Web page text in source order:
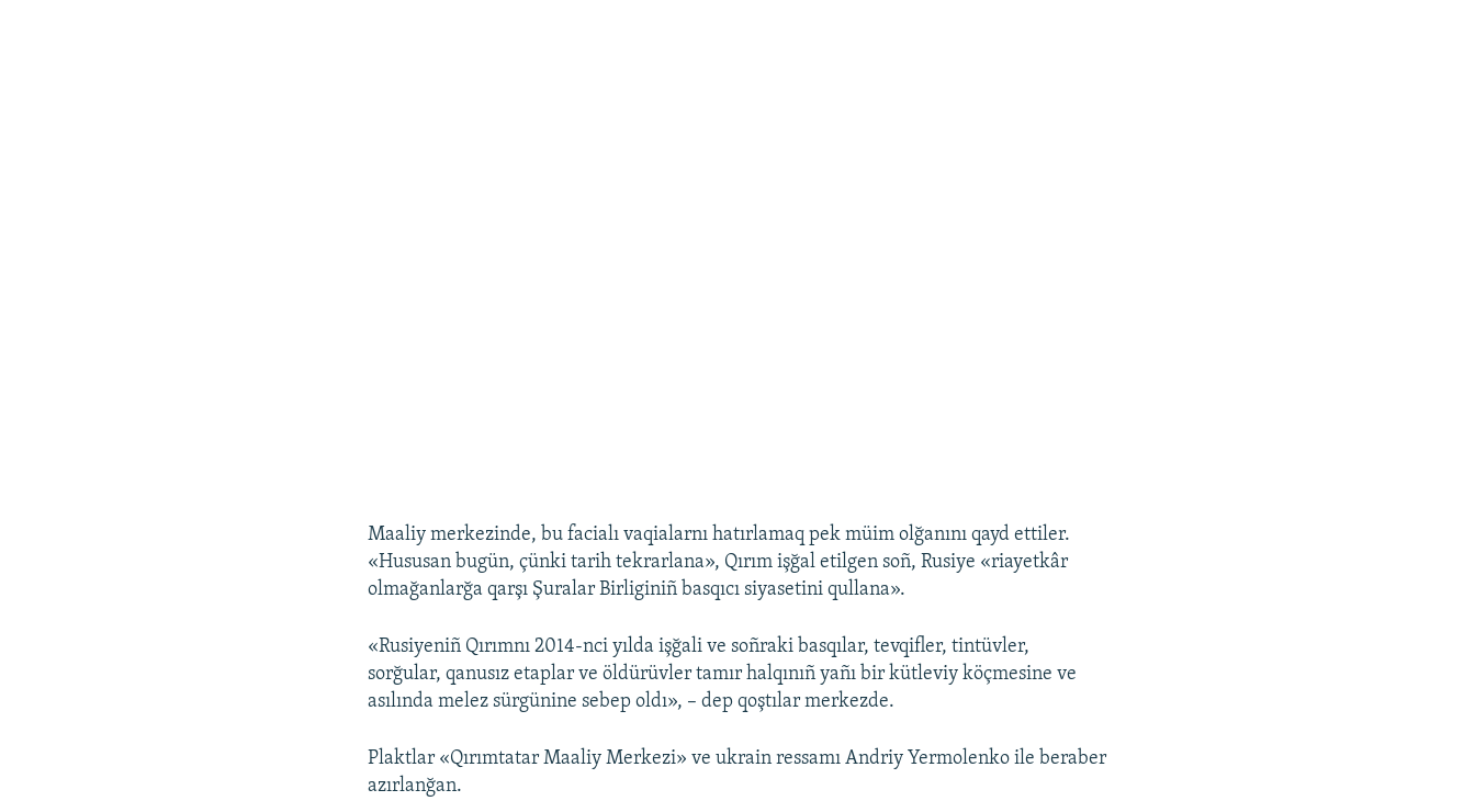
Maaliy merkezinde, bu facialı vaqialarnı hatırlamaq pek müim olğanını qayd ettiler.
«Hususan bugün, çünki tarih tekrarlana», Qırım işğal etilgen soñ, Rusiye «riayetkâr
olmağanlarğa qarşı Şuralar Birliginiñ basqıcı siyasetini qullana».
«Rusiyeniñ Qırımnı 2014-nci yılda işğali ve soñraki basqılar, tevqifler, tintüvler,
sorğular, qanusız etaplar ve öldürüvler tamır halqınıñ yañı bir kütleviy köçmesine ve
asılında melez sürgünine sebep oldı», – dep qoştılar merkezde.
Plaktlar «Qırımtatar Maaliy Merkezi» ve ukrain ressamı Andriy Yermolenko ile beraber
azırlanğan.